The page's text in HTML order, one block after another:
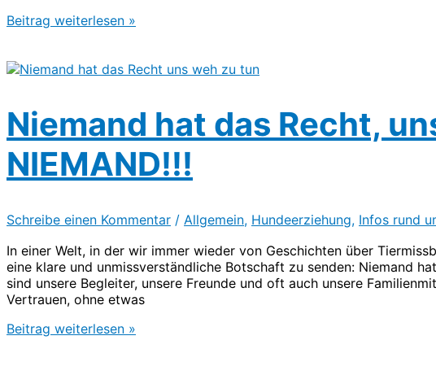
Der
Ein
bedingungslosen
Liebe
Beitrag weiterlesen »
Niemand hat das Recht,
NIEMAND!!!
Schreibe einen Kommentar / Allgemein, Hundeerziehung, Infos rund
In einer Welt, in der wir immer wieder von Geschichten über
eine klare und unmissverständliche Botschaft zu senden: Niemand
sind unsere Begleiter, unsere Freunde und oft auch unsere
Vertrauen, ohne etwas
Niemand
Beitrag weiterlesen »